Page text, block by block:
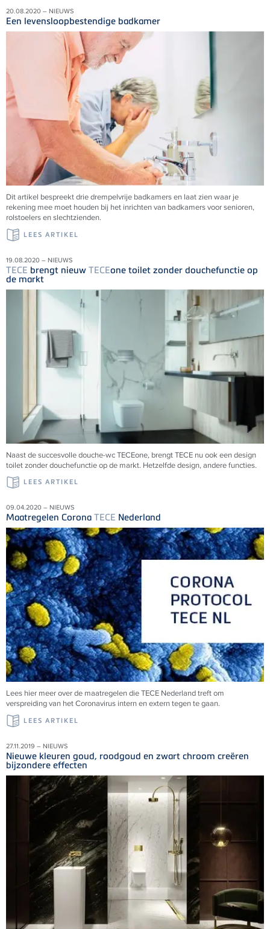
20.08.2020 – NIEUWS
Een levensloopbestendige badkamer
Dit artikel bespreekt drie drempelvrije badkamers en laat zien waar je
rekening mee moet houden bij het inrichten van badkamers voor senioren,
rolstoelers en slechtzienden.
LEES ARTIKEL
19.08.2020 – NIEUWS
TECE brengt nieuw TECEone toilet zonder douchefunctie op
de markt
Naast de succesvolle douche-wc TECEone, brengt TECE nu ook een design
toilet zonder douchefunctie op de markt. Hetzelfde design, andere functies.
LEES ARTIKEL
09.04.2020 – NIEUWS
Maatregelen Corona TECE Nederland
Lees hier meer over de maatregelen die TECE Nederland treft om
verspreiding van het Coronavirus intern en extern tegen te gaan.
LEES ARTIKEL
27.11.2019 – NIEUWS
Nieuwe kleuren goud, roodgoud en zwart chroom creëren
bijzondere effecten